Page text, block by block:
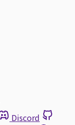
Discord